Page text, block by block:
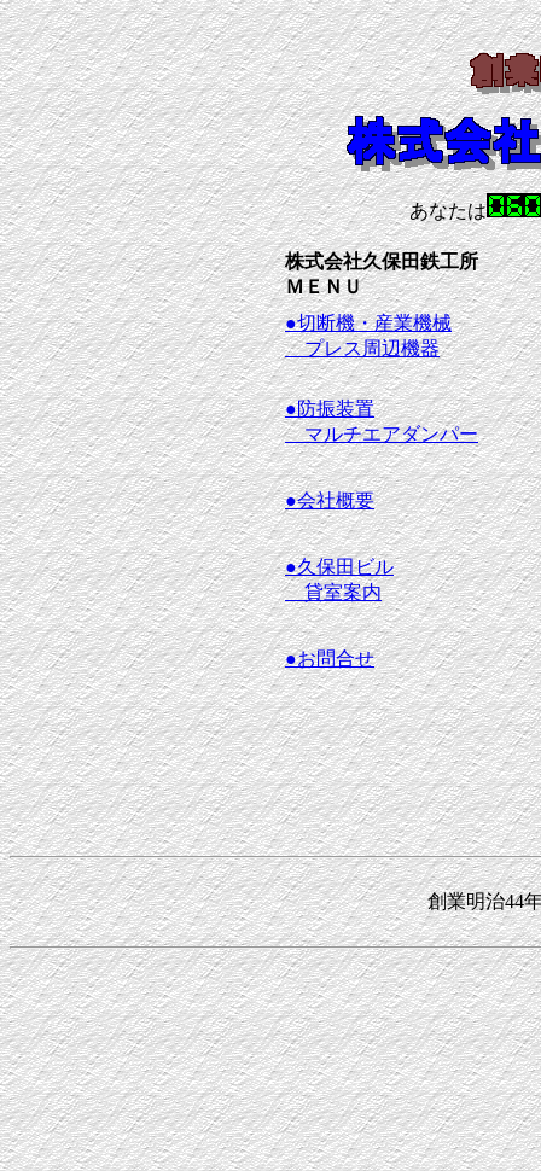
あなたは
株式会社久保田鉄工所
ＭＥＮＵ
●切断機・産業機械
プレス周辺機器
●防振装置
マルチエアダンパー
●会社概要
●久保田ビル
貸室案内
●お問合せ
創業明治44